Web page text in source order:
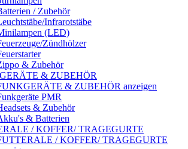
/ Zubehör
Infrarotstäbe
(LED)
Zündhölzer
& Zubehör
& ZUBEHÖR
& ZUBEHÖR anzeigen
PMR
& Zubehör
& Batterien
/ KOFFER/ TRAGEGURTE
/ KOFFER/ TRAGEGURTE